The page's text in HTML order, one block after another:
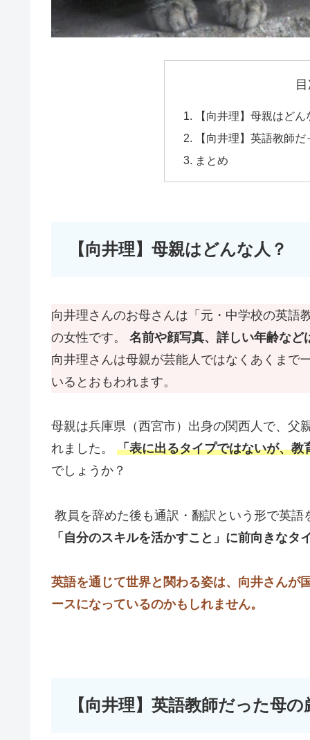
【向井理】母親はどん
【向井理】英語教師
まとめ
【向井理】母親はどんな人？
向井理さんのお母さんは「元・中学校の英語
の女性です。 名前や顔写真、詳しい年齢な
向井理さんは母親が芸能人ではなくあくまで
いるとおもわれます。
母親は兵庫県（西宮市）出身の関西人で、父
れました。 「表に出るタイプではないが、
でしょうか？
教員を辞めた後も通訳・翻訳という形で英
「自分のスキルを活かすこと」に前向きなタ
英語を通じて世界と関わる姿は、向井さんが
ースになっているのかもしれません。
【向井理】英語教師だった母